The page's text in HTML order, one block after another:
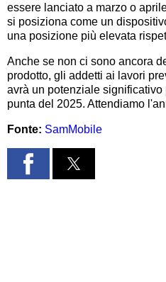
essere lanciato a marzo o
si posiziona come un
una posizione più elevata
Anche se non ci sono ancora
prodotto, gli addetti ai lavori
avrà un potenziale
punta del 2025. Attendiamo
Fonte: SamMobile